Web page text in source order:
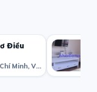
Điều
2.8 Tỷ · Tân Thành, District 5, Hồ Chí Minh, Việt Nam